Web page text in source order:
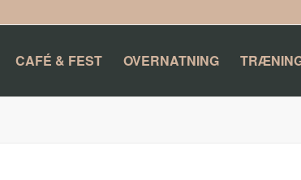
CAFÉ & FEST OVERNATNING